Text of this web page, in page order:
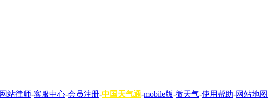
网站律师-客服中心-会员注册-中国天气通-mobile版-微天气-使用帮助-网站地图